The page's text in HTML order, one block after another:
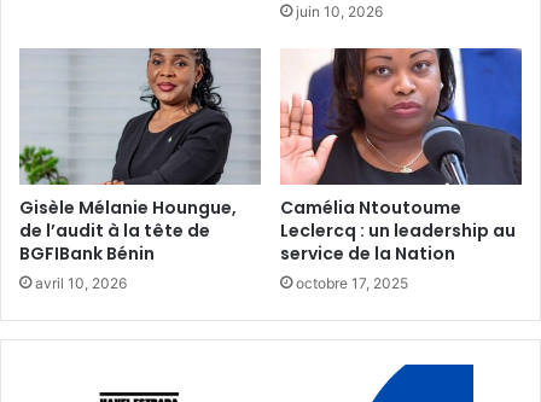
juin 10, 2026
Gisèle Mélanie Houngue,
de l’audit à la tête de
BGFIBank Bénin
avril 10, 2026
Camélia Ntoutoume
Leclercq : un leadership au
service de la Nation
octobre 17, 2025